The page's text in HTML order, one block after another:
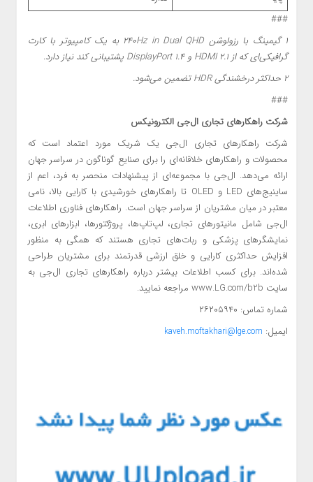
###
۱ گیمینگ با رزولوشن ۲۴۰ Hz in Dual QHD
به یک کامپیوتر با کارت
گرافیکی‌ای که از
وDisplayPort 1.4 پشتیبانی کند نیاز دارد.
۲ حداکثر درخشندگی
HDRتضمین می‌شود.
###
شرکت راهکارهای تجاری ال‌جی الکترونیکس
شرکت راهکارهای تجاری ال‌جی یک شریک مورد اعتماد است که
محصولات و راهکارهای خلاقانه‌ای را برای صنایع گوناگون در سراسر جهان
ارائه می‌دهد. ال‌جی با مجموعه‌ای از پیشنهادات منحصر به فرد، اعم از
ساینیج‌های LED و OLED تا راهکارهای خورشیدی با کارایی بالا، نامی
معتبر در میان مشتریان از سراسر جهان است. راهکارهای فناوری اطلاعات
ال‌جی شامل مانیتور‌های تجاری، لپ‌تاپ‌ها، پروژکتورها، ابزارهای ابری،
نمایشگرهای پزشکی و ربات‌های تجاری هستند که همگی به منظور
افزایش حداکثری کارایی و خلق ارزشی قدرتمند برای مشتریان طراحی
شده‌اند. برای کسب اطلاعات بیشتر درباره راهکارهای تجاری ال‌جی به
سایت www.LG.com/b2b مراجعه نمایید.
شماره تماس: ۲۶۲۰۵۹۴۰
ایمیل: kaveh.moftakhari@lge.com